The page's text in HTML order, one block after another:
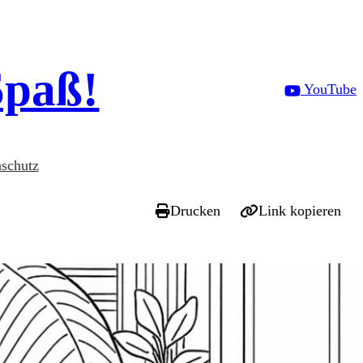
YouTube
Drucken Link kopieren